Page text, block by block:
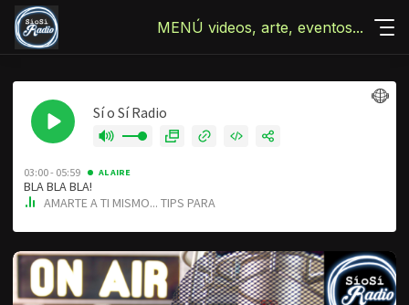
MENÚ videos, arte, eventos...